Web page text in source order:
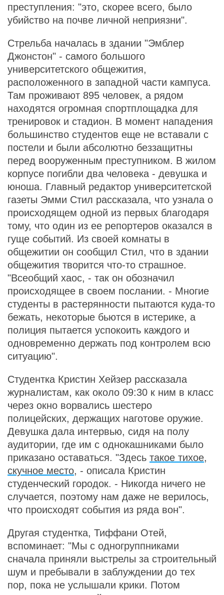
преступления: "это, скорее всего, было
убийство на почве личной неприязни".
Стрельба началась в здании "Эмблер
Джонстон" - самого большого
университетского общежития,
расположенного в западной части кампуса.
Там проживают 895 человек, а рядом
находятся огромная спортплощадка для
тренировок и стадион. В момент нападения
большинство студентов еще не вставали с
постели и были абсолютно беззащитны
перед вооруженным преступником. В жилом
корпусе погибли два человека - девушка и
юноша. Главный редактор университетской
газеты Эмми Стил рассказала, что узнала о
происходящем одной из первых благодаря
тому, что один из ее репортеров оказался в
гуще событий. Из своей комнаты в
общежитии он сообщил Стил, что в здании
общежития творится что-то страшное.
"Всеобщий хаос, - так он обозначил
происходящее в своем послании. - Многие
студенты в растерянности пытаются куда-то
бежать, некоторые бьются в истерике, а
полиция пытается успокоить каждого и
одновременно держать под контролем всю
ситуацию".
Студентка Кристин Хейзер рассказала
журналистам, как около 09:30 к ним в класс
через окно ворвались шестеро
полицейских, держащих наготове оружие.
Девушка дала интервью, сидя на полу
аудитории, где им с однокашниками было
приказано оставаться. "Здесь такое тихое,
скучное место, - описала Кристин
студенческий городок. - Никогда ничего не
случается, поэтому нам даже не верилось,
что происходят события из ряда вон".
Другая студентка, Тиффани Отей,
вспоминает: "Мы с одногруппниками
сначала приняли выстрелы за строительный
шум и пребывали в заблуждении до тех
пор, пока не услышали крики. Потом